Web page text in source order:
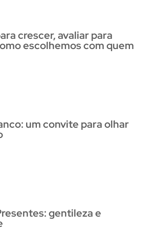
crescer, avaliar para
escolhemos com quem
um convite para olhar
gentileza e